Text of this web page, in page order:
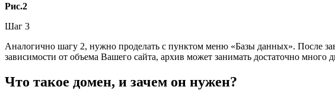
Рис.2
Шаг 3
Аналогично шагу 2, нужно проделать с пунктом меню «Базы данных». После
зависимости от объема Вашего сайта, архив может занимать достаточно много
Что такое домен, и зачем он нужен?